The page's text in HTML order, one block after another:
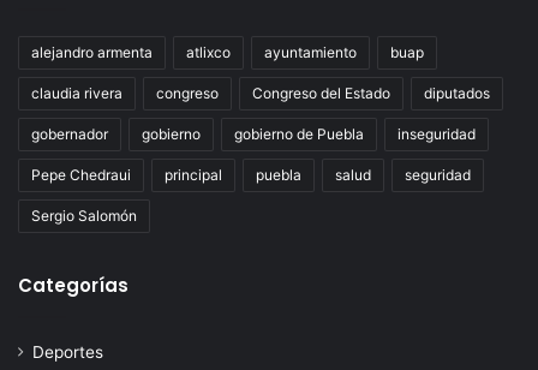
alejandro armenta atlixco ayuntamiento buap
claudia rivera congreso Congreso del Estado diputados
gobernador gobierno gobierno de Puebla inseguridad
Pepe Chedraui principal puebla salud seguridad
Sergio Salomón
Categorías
Deportes